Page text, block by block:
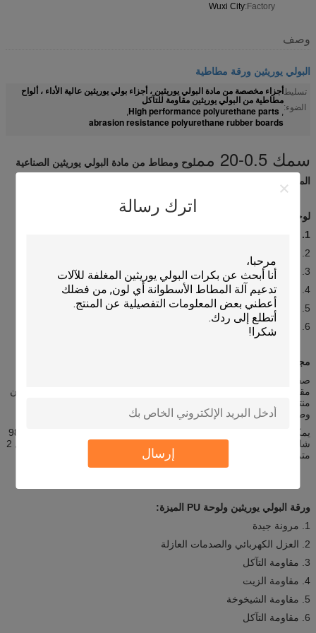
اترك رسالة
إرسال
Factory:
Wuxi City
وصف
البولي يوريثين ورقة مطاطية
تسليط
الضوء:
أجزاء مخصصة من مادة البولي يوريثين ، أجزاء بولي يوريثين عالية الأداء ، ألواح
مطاطية من البولي يوريثين مقاومة للتآكل
,
High performance polyurethane parts
,
abrasion resistance polyurethane rubber boards
سمك 0.5-20 مم
لوح ومطاط من مادة البولي يوريثين الصناعية
المضادة للضغط والتآكل
لوحة تطبيق البولي يوريثين:
1.
2. صناعة التعدين
3. صناعة البترول
4. صناعة السيارات
5. صناعة البناء
6. صناعة معدات الآلات العامة الخ
مجلس بو مقدمة:
مقاومة الضغط أو امتصاص الصدمات وأجزاء الحمل الثقيل ، يمكن أن تكون
منتجات مثالية مضادة للضغط ، كوسادة أو ورقة مانعة للتسرب صناعية ،
وطاولة عمل خاصة لطباعة الشاشة وما إلى ذلك.
يمكننا إنتاج لوح مطاط البولي يوريثين وصلابة اللوح من 30 شاطئ A إلى 98
شاطئ A ، مواصفات الحد الأقصى للسمك 50 مم ، العرض 1 متر ، الطول 2
متر.يمكن تخصيص أي حجم حسب الاحتياجات الخاصة بك
ورقة البولي يوريثين ولوحة PU الميزة:
1. مرونة جيدة
2. العزل الكهربائي والصدمات العازلة
3. مقاومة التآكل
4. مقاومة الزيت
5. مقاومة الشيخوخة
6. مقاومة التآكل